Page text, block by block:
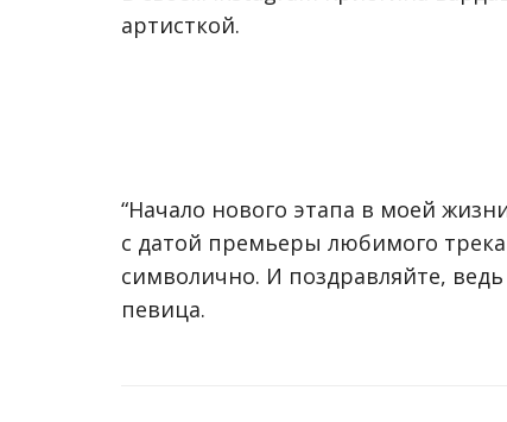
артисткой.
“Начало нового этапа в моей
с датой премьеры любимого
символично. И поздравляйте,
певица.